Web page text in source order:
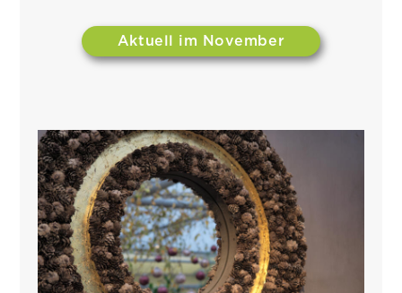
Aktuell im November